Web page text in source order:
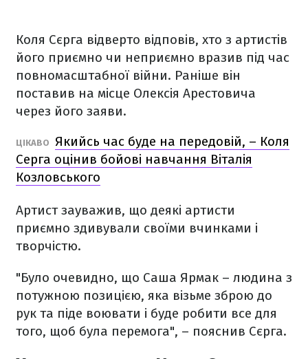
Коля Сєрга відверто відповів, хто з артистів
його приємно чи неприємно вразив під час
повномасштабної війни. Раніше він
поставив на місце Олексія Арестовича
через його заяви.
ЦІКАВО Якийсь час буде на передовій, – Коля
Серга оцінив бойові навчання Віталія
Козловського
Артист зауважив, що деякі артисти
приємно здивували своїми вчинками і
творчістю.
"Було очевидно, що Саша Ярмак – людина з
потужною позицією, яка візьме зброю до
рук та піде воювати і буде робити все для
того, щоб була перемога", – пояснив Сєрга.